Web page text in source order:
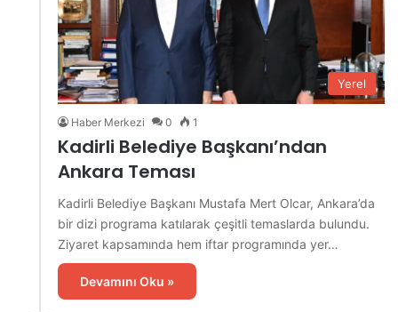
Yerel
Haber Merkezi 0 1
Kadirli Belediye Başkanı’ndan
Ankara Teması
Kadirli Belediye Başkanı Mustafa Mert Olcar, Ankara’da
bir dizi programa katılarak çeşitli temaslarda bulundu.
Ziyaret kapsamında hem iftar programında yer…
Devamını Oku »